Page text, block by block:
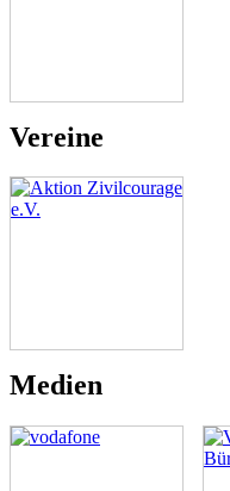
Vereine
Medien